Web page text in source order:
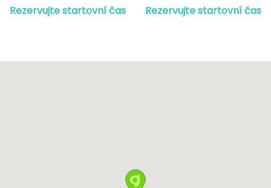
Rezervujte startovní čas
Rezervujte startovní čas